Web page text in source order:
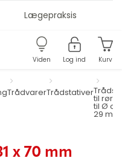
Lægepraksis
Viden Log ind Kurv
TrådvarerTrådstativer
til rør
til Ø ca.
29 mm
x 70 mm